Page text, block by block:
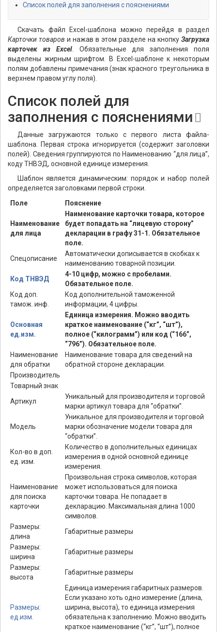
Список полей для заполнения с пояснениями
Скачать файл Excel-шаблона можно перейдя в раздел
Карточки товаров и нажав в этом разделе на кнопку Загрузка
карточек из Excel. Обязательные для заполнения поля
выделены жирным шрифтом. В Excel-шаблоне к некоторым
полям добавлены примечания (знак красного треугольника в
верхнем правом углу поля).
Список полей для
заполнения с пояснениями
Данные загружаются только с первого листа файла-
шаблона. Первая строка игнорируется (содержит заголовки
полей). Сведения группируются по Наименованию “для лица”,
коду ТНВЭД, основной единице измерения.
Шаблон является динамическим: порядок и набор полей
определяется заголовками первой строки.
Поле
Пояснение
Наименование
для лица
Наименование карточки товара, которое
будет попадать на “лицевую сторону”
декларации в графу 31-1. Обязательное
поле.
Спецописание
Автоматически дописывается в скобках к
наименованию товарной позиции.
Код ТНВЭД
4-10 цифр, можно с пробелами.
Обязательное поле.
Код доп.
тамож. инф.
Код дополнительной таможенной
информации, 4 цифры.
Основная
ед.изм.
Единица измерения. Можно вводить
краткое наименование (“кг”, “шт”),
полное (“килограмм”) или код (“166”,
“796”). Обязательное поле.
Наименование
для обратки
Наименование товара для сведений на
обратной стороне декларации.
Производитель
Товарный знак
Артикул
Уникальный для производителя и торговой
марки артикул товара для “обратки”.
Модель
Уникальное для производителя и торговой
марки обозначение модели товара для
“обратки”.
Кол-во в доп.
ед. изм.
Количество в дополнительных единицах
измерения в одной основной единице
измерения.
Наименование
для поиска
карточки
Произвольная строка символов, которая
может использоваться для поиска
карточки товара. Не попадает в
декларацию. Максимальная длина 1000
символов.
Размеры:
длина
Габаритные размеры
Размеры:
ширина
Габаритные размеры
Размеры:
высота
Габаритные размеры
Размеры:
ед.изм.
Единица измерения габаритных размеров.
Если указано хоть одно измерение (длина,
ширина, высота), то единица измерения
обязательна к заполнению. Можно вводить
краткое наименование (“кг”, “шт”), полное